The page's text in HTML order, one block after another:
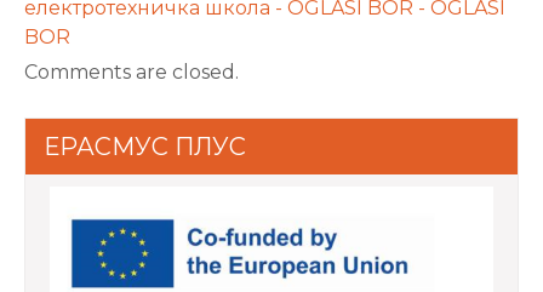
електротехничка школа - OGLASI BOR - OGLASI
BOR
Comments are closed.
ЕРАСМУС ПЛУС